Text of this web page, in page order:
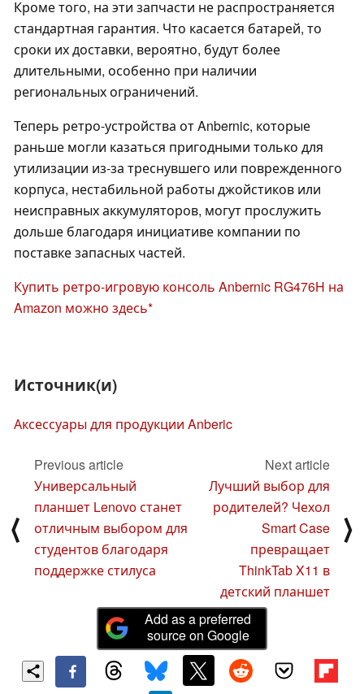
Кроме того, на эти запчасти не распространяется
стандартная гарантия. Что касается батарей, то
сроки их доставки, вероятно, будут более
длительными, особенно при наличии
региональных ограничений.
Теперь ретро-устройства от Anbernic, которые
раньше могли казаться пригодными только для
утилизации из-за треснувшего или поврежденного
корпуса, нестабильной работы джойстиков или
неисправных аккумуляторов, могут прослужить
дольше благодаря инициативе компании по
поставке запасных частей.
Купить ретро-игровую консоль Anbernic RG476H на
Amazon можно здесь
Источник(и)
Аксессуары для продукции Anberic
⟨
Previous article
Универсальный
планшет Lenovo станет
отличным выбором для
студентов благодаря
поддержке стилуса
Next article
Лучший выбор для
родителей? Чехол
Smart Case
превращает
ThinkTab X11 в
детский планшет
⟩
Add as a preferred
source on Google